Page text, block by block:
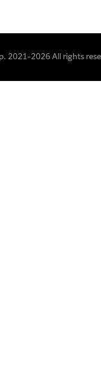
2021-2026 All rights